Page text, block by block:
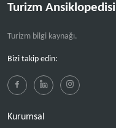
Turizm Ansiklopedisi
Turizm bilgi kaynağı.
Bizi takip edin:
Kurumsal